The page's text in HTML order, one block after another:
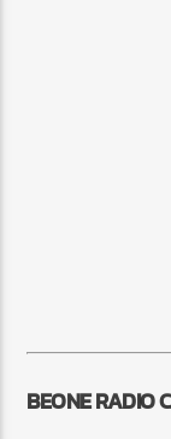
BEONE RADIO